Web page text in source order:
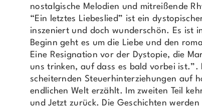
nostalgische Melodien und mitreißende
“Ein letztes Liebeslied” ist ein
inszeniert und doch wunderschön. Es ist
Beginn geht es um die Liebe und den
Eine Resignation vor der Dystopie, die
uns trinken, auf dass es bald vorbei ist.”.
scheiternden Steuerhinterziehungen auf
endlichen Welt erzählt. Im zweiten Teil
und Jetzt zurück. Die Geschichten